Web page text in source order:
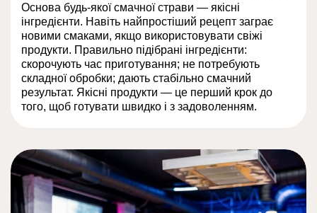
Основа будь-якої смачної страви — якісні
інгредієнти. Навіть найпростіший рецепт заграє
новими смаками, якщо використовувати свіжі
продукти. Правильно підібрані інгредієнти:
скорочують час приготування; не потребують
складної обробки; дають стабільно смачний
результат. Якісні продукти — це перший крок до
того, щоб готувати швидко і з задоволенням.